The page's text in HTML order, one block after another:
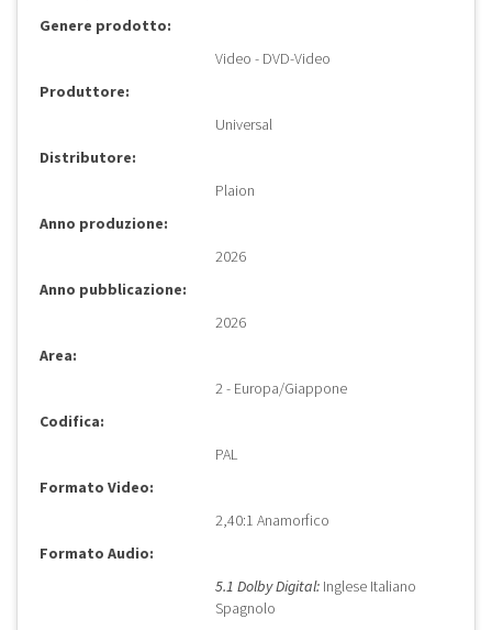
Genere prodotto:
Video - DVD-Video
Produttore:
Universal
Distributore:
Plaion
Anno produzione:
2026
Anno pubblicazione:
2026
Area:
2 - Europa/Giappone
Codifica:
PAL
Formato Video:
2,40:1 Anamorfico
Formato Audio:
5.1 Dolby Digital: Inglese Italiano
Spagnolo